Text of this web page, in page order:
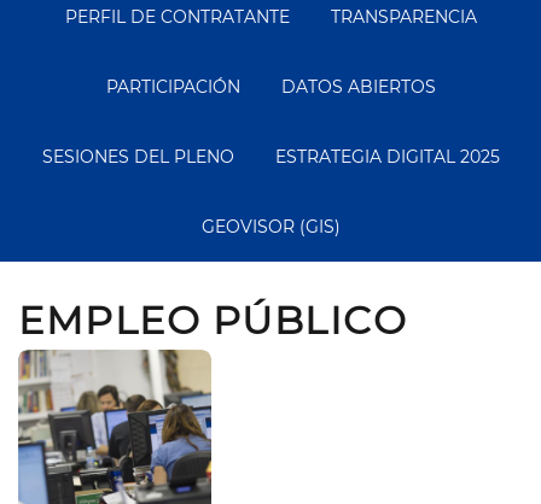
Menu
PERFIL DE CONTRATANTE TRANSPARENCIA
PARTICIPACIÓN DATOS ABIERTOS
SESIONES DEL PLENO ESTRATEGIA DIGITAL 2025
GEOVISOR (GIS)
EMPLEO PÚBLICO